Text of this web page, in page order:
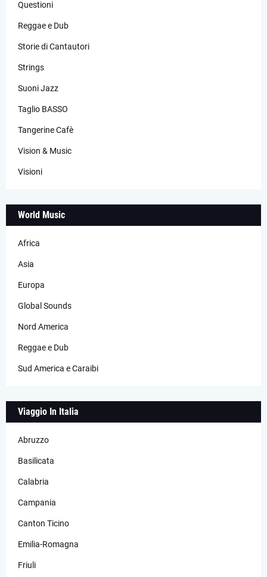
Questioni
Reggae e Dub
Storie di Cantautori
Strings
Suoni Jazz
Taglio BASSO
Tangerine Cafè
Vision & Music
Visioni
World Music
Africa
Asia
Europa
Global Sounds
Nord America
Reggae e Dub
Sud America e Caraibi
Viaggio In Italia
Abruzzo
Basilicata
Calabria
Campania
Canton Ticino
Emilia-Romagna
Friuli